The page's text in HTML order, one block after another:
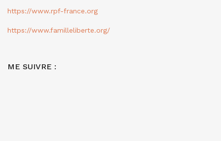
https://www.rpf-france.org
https://www.familleliberte.org/
ME SUIVRE :